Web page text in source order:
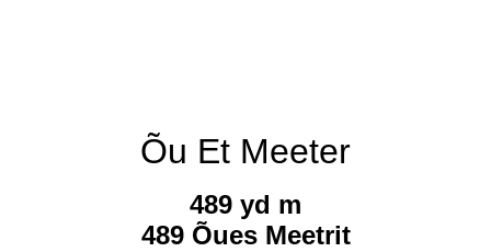
Õu Et Meeter
489 yd m
489 Õues Meetrit